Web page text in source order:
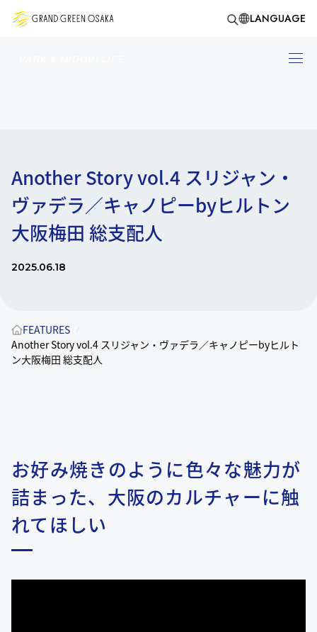
LANGUAGE
Another Story vol.4 スリジャン・
ヴァデラ／キャノピーbyヒルトン
大阪梅田 総支配人
2025.06.18
FEATURES
Another Story vol.4 スリジャン・ヴァデラ／キャノピーbyヒルト
ン大阪梅田 総支配人
お好み焼きのように色々な魅力が
詰まった、大阪のカルチャーに触
れてほしい